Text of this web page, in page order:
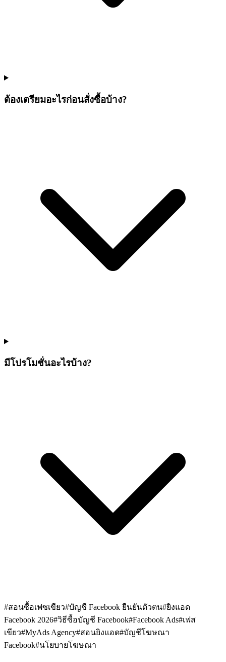
ต้องเตรียมอะไรก่อนสั่งซื้อบ้าง?
มีโปรโมชั่นอะไรบ้าง?
#สอนซื้อเฟซเขียว#บัญชี Facebook ยืนยันตัวตน#ยิงแอด
Facebook 2026#วิธีซื้อบัญชี Facebook#Facebook Ads#เฟส
เขียว#MyAds Agency#สอนยิงแอด#บัญชีโฆษณา
Facebook#นโยบายโฆษณา